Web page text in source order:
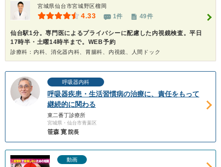
宮城県仙台市宮城野区榴岡
4.33 1件 49件
仙台駅1分。専門医によるプライバシーに配慮した内視鏡検査。平日
17時半・土曜14時半まで。WEB予約
診療科：内科、消化器内科、胃腸科、内視鏡、人間ドック
呼吸器内科
呼吸器疾患・生活習慣病の治療に、責任をもって
継続的に関わる
東二番丁診療所
宮城県・仙台市青葉区
笹森 寛 院長
動画